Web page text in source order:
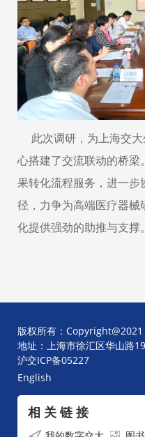
此次调研，为上海交大
心搭建了交流联动的桥
果转化流程服务，进一
径，力争为高端医疗器
化提供强劲的助推与支撑。
版权所有：
地址：上海市徐汇区华山路
沪交ICP备05227
English
相 关 链 接